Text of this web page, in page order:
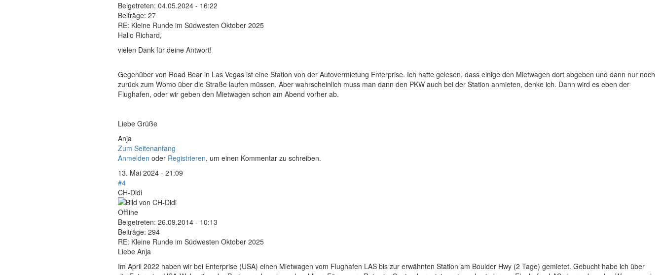
Beigetreten: 04.05.2024 - 16:22
Beiträge: 27
RE: Kleine Runde im Südwesten Oktober 2025
Hallo Richard,
vielen Dank für deine Antwort!
Gegenüber von Road Bear in Las Vegas ist eine Station von der Autovermietung Enterprise. Ich hatte gelesen, dass einige den Mietwagen dort abgeben und dann nur noch
zurück zum Womo über die Straße laufen müssen. Aber wahrscheinlich muss man dann den PKW auch bei der Station anmieten, denke ich. Dann wird es eben der
Flughafen, oder wir geben den Mietwagen schon am Abend vorher ab.
Liebe Grüße
Anja
Zum Seitenanfang
Anmelden oder Registrieren, um einen Kommentar zu schreiben.
13. Mai 2024 - 21:09
#4
CH-Didi
Offline
Beigetreten: 26.09.2014 - 10:13
Beiträge: 294
RE: Kleine Runde im Südwesten Oktober 2025
Liebe Anja
Im April 2022 haben wir bei Enterprise (USA) einen Mietwagen vom Flughafen LAS bis zur erwähnten Station am Boulder Hwy (2 Tage) gemietet. Gebucht habe ich über